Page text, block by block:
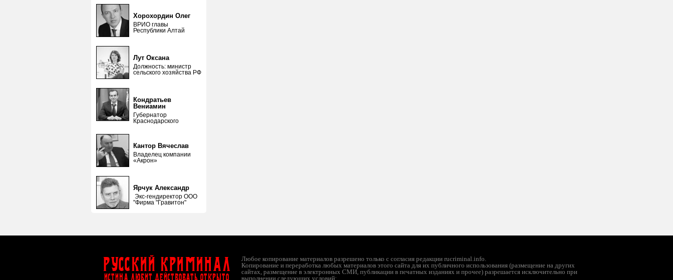
Хорохордин Олег
ВРИО главы
Республики Алтай
Лут Оксана
Должность: министр
сельского хозяйства РФ
Кондратьев
Вениамин
Губернатор
Краснодарского
Кантор Вячеслав
Владелец компании
«Акрон»
Ярчук Александр
Экс-гендиректор ООО
"Фирма "Гравитон"
Русский Криминал
ИСТИНА ЛЮБИТ ДЕЙСТВОВАТЬ ОТКРЫТО
Любое копирование материалов разрешено только с согласия редакции rucriminal.info.
Копирование и переработка любых материалов этого сайта для их публичного использования (размещение на других
сайтах, размещение в электронных СМИ, публикации в печатных изданиях и прочее) разрешается исключительно при
выполнении следующих условий: